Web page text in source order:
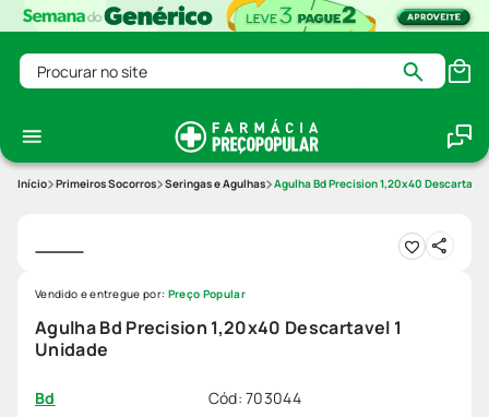
Procurar no site
Primeiros Socorros Seringas e Agulhas Agulha Bd Precision 1,20x40
Agulha Bd Precision 1,20x40 Descartavel 1
Unidade
Bd Cód:703044
Vendido e entregue por: Preço Popular